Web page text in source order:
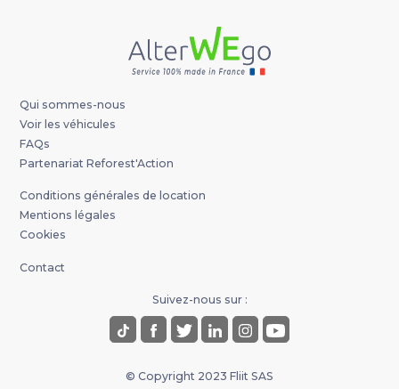
Qui sommes-nous
Voir les véhicules
FAQs
Partenariat Reforest'Action
Conditions générales de location
Mentions légales
Cookies
Contact
Suivez-nous sur :
© Copyright 2023 Fliit SAS